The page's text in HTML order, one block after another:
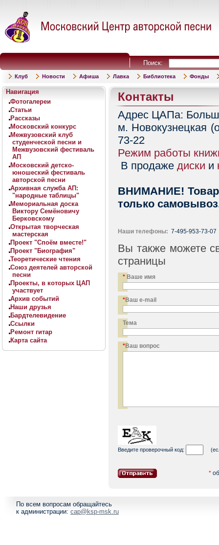
Поиск:
Клуб Новости Афиша Лавка Библиотека Фонды
Навигация
Фотогалереи
Статьи
Рассказы
Московский конкурс
Межвузовский клуб
студенческой песни и
Межвузовский фестиваль
АП
Московский детско-
юношеский фестиваль
авторской песни
Архивная служба АП:
"народные таблицы"
Мемориальная доска
Виктору Семёновичу
Берковскому
Открытая творческая
мастерская
Проект "Споём вместе!"
Проект "Биография"
Теоретические чтения
Союз деятелей авторской
песни
Проекты, в которых ЦАП
участвует
Архив событий
Наши друзья
Бардтелевидение
Ссылки
Ремонт гитар
Карта сайта
Контакты
Адрес ЦАПа:
м. Hовокузнецкая
73-22
Режим работы
В продаже диски и
ВНИМАНИЕ!
только
Наши телефоны: 7-495-953-73-07
Вы также можете
страницы
* Ваше имя
*Ваш e-mail
Тема
*Ваш вопрос
Введите проверочный код:
*
По всем вопросам обращайтесь
к администрации: cap@ksp-msk.ru